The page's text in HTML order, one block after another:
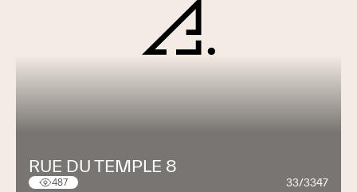
RUE DU TEMPLE 8
487 33/3347